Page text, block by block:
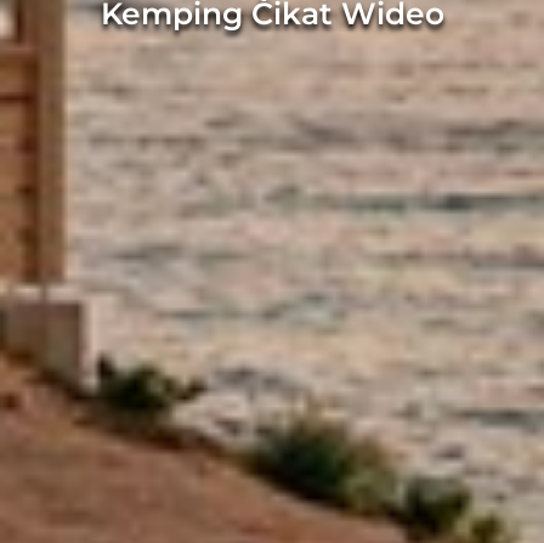
Kemping Čikat Wideo